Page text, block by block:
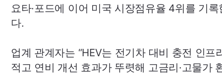
요타·포드에 이어 미국 시장점유율 4위를 기
다.
업계 관계자는 “HEV는 전기차 대비 충전 인프
적고 연비 개선 효과가 뚜렷해 고금리·고물가